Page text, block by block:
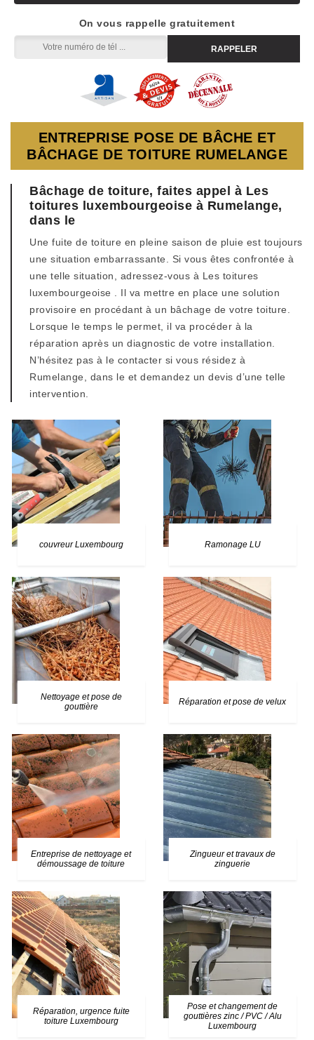
On vous rappelle gratuitement
ENTREPRISE POSE DE BÂCHE ET
BÂCHAGE DE TOITURE RUMELANGE
Bâchage de toiture, faites appel à Les
toitures luxembourgeoise à Rumelange,
dans le
Une fuite de toiture en pleine saison de pluie est toujours
une situation embarrassante. Si vous êtes confrontée à
une telle situation, adressez-vous à Les toitures
luxembourgeoise . Il va mettre en place une solution
provisoire en procédant à un bâchage de votre toiture.
Lorsque le temps le permet, il va procéder à la
réparation après un diagnostic de votre installation.
N’hésitez pas à le contacter si vous résidez à
Rumelange, dans le et demandez un devis d’une telle
intervention.
couvreur Luxembourg Ramonage LU
Nettoyage et pose de
gouttière
Réparation et pose de velux
Entreprise de nettoyage et
démoussage de toiture
Zingueur et travaux de
zinguerie
Réparation, urgence fuite
toiture Luxembourg
Pose et changement de
gouttières zinc / PVC / Alu
Luxembourg